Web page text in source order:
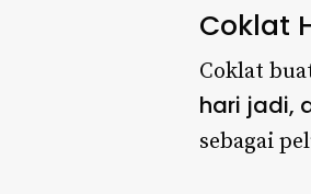
Coklat
Coklat
hari jadi,
sebagai